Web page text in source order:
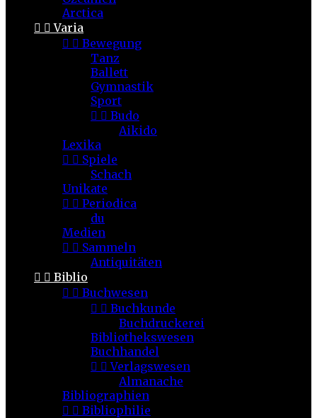
Arctica
  Varia
  Bewegung
Tanz
Ballett
Gymnastik
Sport
  Budo
Aikido
Lexika
  Spiele
Schach
Unikate
  Periodica
du
Medien
  Sammeln
Antiquitäten
  Biblio
  Buchwesen
  Buchkunde
Buchdruckerei
Bibliothekswesen
Buchhandel
  Verlagswesen
Almanache
Bibliographien
  Bibliophilie